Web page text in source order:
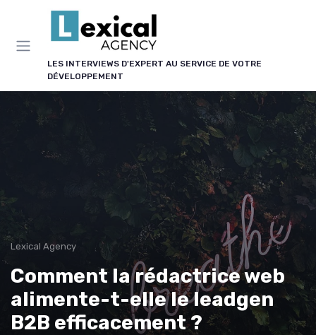
LES INTERVIEWS D'EXPERT AU SERVICE DE VOTRE
DÉVELOPPEMENT
Lexical Agency
Comment la rédactrice web
alimente-t-elle le leadgen
B2B efficacement ?
Panneau de gestion des cookies